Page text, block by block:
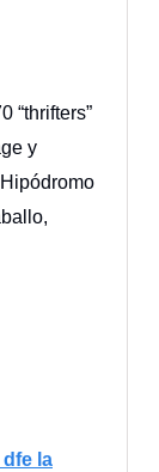
“thrifters”
y
la